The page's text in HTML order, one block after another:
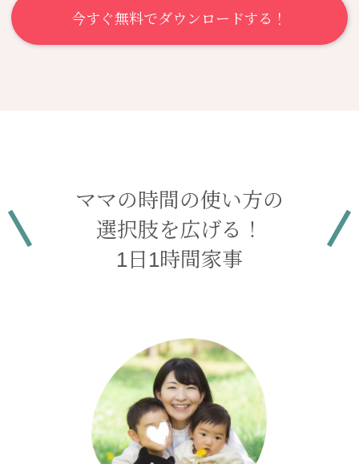
今すぐ無料でダウンロードする！
ママの時間の使い方の
選択肢を広げる！
1日1時間家事